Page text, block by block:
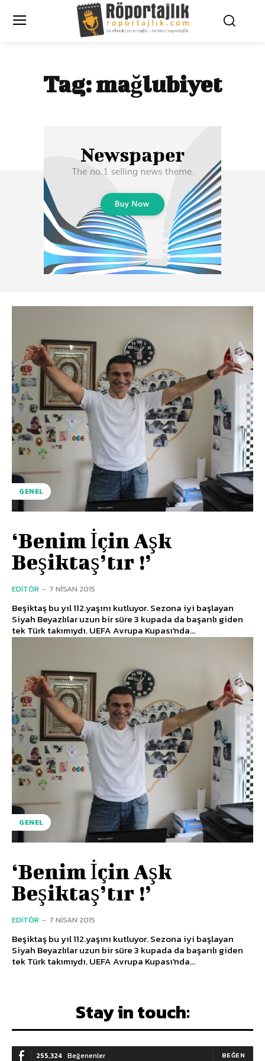
Tag:mağlubiyet
GENEL
‘Benim İçin Aşk
Beşiktaş’tır !’
EDITÖR - 7 NISAN 2015
Beşiktaş bu yıl 112.yaşını kutluyor. Sezona iyi başlayan
Siyah Beyazlılar uzun bir süre 3 kupada da başarılı giden
tek Türk takımıydı. UEFA Avrupa Kupası'nda...
GENEL
‘Benim İçin Aşk
Beşiktaş’tır !’
EDITÖR - 7 NISAN 2015
Beşiktaş bu yıl 112.yaşını kutluyor. Sezona iyi başlayan
Siyah Beyazlılar uzun bir süre 3 kupada da başarılı giden
tek Türk takımıydı. UEFA Avrupa Kupası'nda...
Stay in touch:
255,324 Beğenenler BEĞEN